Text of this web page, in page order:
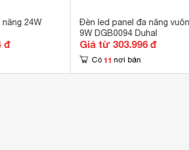
24W
đ
Đèn led panel đa năng
9W DGB0094 Duhal
Giá từ 303.996 đ
Có 11 nơi bán